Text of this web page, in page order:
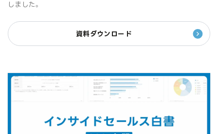
しました。
資料ダウンロード